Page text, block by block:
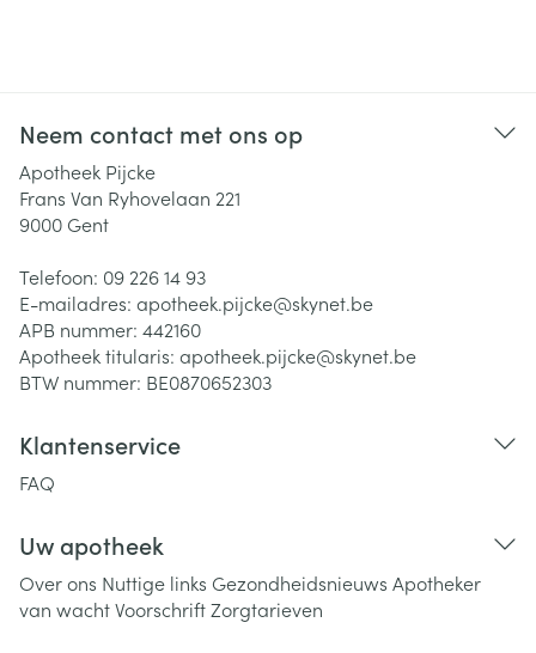
Neem contact met ons op
Apotheek Pijcke
Frans Van Ryhovelaan 221
9000 Gent
Telefoon: 09 226 14 93
E-mailadres: apotheek.pijcke@skynet.be
APB nummer: 442160
Apotheek titularis: apotheek.pijcke@skynet.be
BTW nummer: BE0870652303
Klantenservice
FAQ
Uw apotheek
Over ons Nuttige links Gezondheidsnieuws Apotheker
van wachtVoorschriftZorgtarieven